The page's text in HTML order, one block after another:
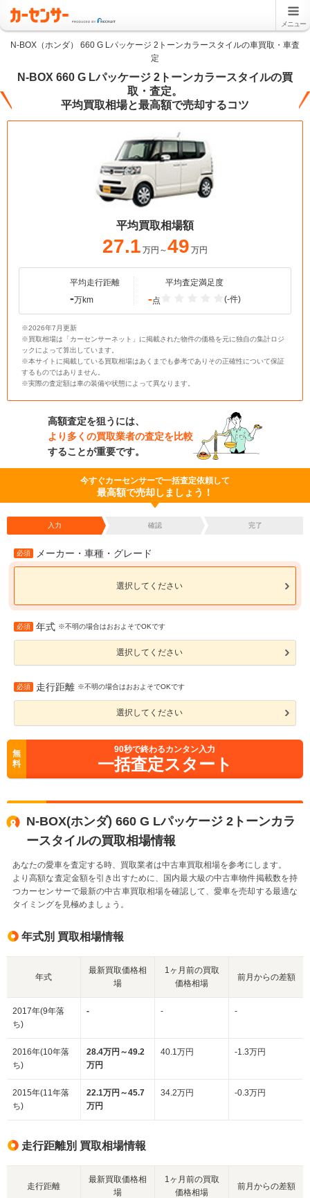
メニュー
N-BOX（ホンダ） 660 G Lパッケージ 2トーンカラースタイルの車買取・車査
定
N-BOX 660 G Lパッケージ 2トーンカラースタイルの買
取・査定。
平均買取相場と最高額で売却するコツ
平均買取相場額
27.1 万円～49 万円
平均走行距離
-万km
平均査定満足度
-点 (-件)
※2026年7月更新
※買取相場は「カーセンサーネット」に掲載された物件の価格を元に独自の集計ロジ
ックによって算出しています。
※本サイトに掲載している買取相場はあくまでも参考でありその正確性について保証
するものではありません。
※実際の査定額は車の装備や状態によって異なります。
高額査定を狙うには、
より多くの買取業者の査定を比較
することが重要です。
今すぐカーセンサーで一括査定依頼して
最高額で売却しましょう！
入力 確認 完了
必須 メーカー・車種・グレード
選択してください
必須 年式 ※不明の場合はおおよそでOKです
選択してください
必須 走行距離 ※不明の場合はおおよそでOKです
選択してください
無
料
90秒で終わるカンタン入力
一括査定スタート
N-BOX(ホンダ) 660 G Lパッケージ 2トーンカラ
ースタイルの買取相場情報
あなたの愛車を査定する時、買取業者は中古車買取相場を参考にします。
より高額な査定金額を引き出すために、国内最大級の中古車物件掲載数を持
つカーセンサーで最新の中古車買取相場を確認して、愛車を売却する最適な
タイミングを見極めましょう。
年式別 買取相場情報
年式
最新買取価格相
場
1ヶ月前の買取
価格相場
前月からの差額
2017年(9年落
ち)
- - -
2016年(10年落
ち)
28.4万円～49.2
万円
40.1万円 -1.3万円
2015年(11年落
ち)
22.1万円～45.7
万円
34.2万円 -0.3万円
走行距離別 買取相場情報
走行距離
最新買取価格相
場
1ヶ月前の買取
価格相場
前月からの差額